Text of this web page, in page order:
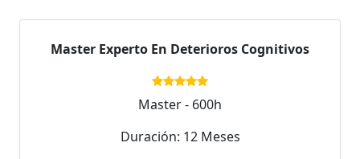
Master Experto En Deterioros Cognitivos
Master - 600h
Duración: 12 Meses